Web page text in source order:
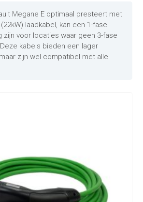
Megane E optimaal presteert met
laadkabel, kan een 1-fase
zijn voor locaties waar geen 3-fase
kabels bieden een lager
zijn wel compatibel met alle